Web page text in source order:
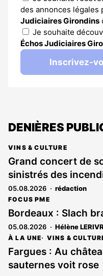
des annonces légales
Judiciaires Girondins
Je souhaite
Échos Judiciaires
Inscrivez-
DENIÈRES
VINS & CULTURE
Grand concert de
sinistrés des
05.08.2026 rédaction
FOCUS PME
Bordeaux : Slach
05.08.2026 Hélène
À LA UNE VINS &
Fargues : Au
sauternes voit rose